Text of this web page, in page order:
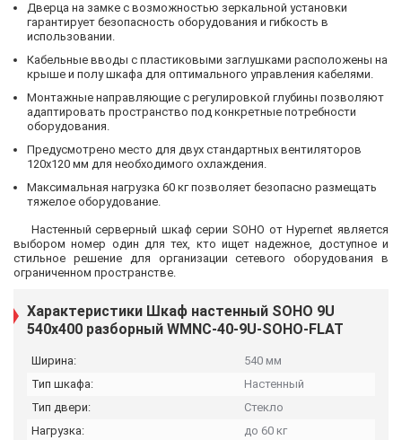
Дверца на замке с возможностью зеркальной установки
гарантирует безопасность оборудования и гибкость в
использовании.
Кабельные вводы с пластиковыми заглушками расположены на
крыше и полу шкафа для оптимального управления кабелями.
Монтажные направляющие с регулировкой глубины позволяют
адаптировать пространство под конкретные потребности
оборудования.
Предусмотрено место для двух стандартных вентиляторов
120х120 мм для необходимого охлаждения.
Максимальная нагрузка 60 кг позволяет безопасно размещать
тяжелое оборудование.
Настенный серверный шкаф серии SOHO от Hypernet является
выбором номер один для тех, кто ищет надежное, доступное и
стильное решение для организации сетевого оборудования в
ограниченном пространстве.
Характеристики Шкаф настенный SOHO 9U
540x400 разборный WMNC-40-9U-SOHO-FLAT
Ширина:
540 мм
Тип шкафа:
Настенный
Тип двери:
Стекло
Нагрузка:
до 60 кг